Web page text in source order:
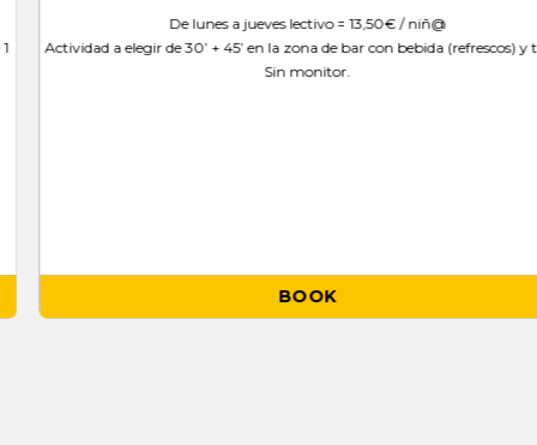
De lunes a jueves lectivo = 13,50€ / niñ@
Actividad a elegir de 30ʼ + 45ʼ en la zona de bar con bebida (refrescos) y
Sin monitor.
BOOK